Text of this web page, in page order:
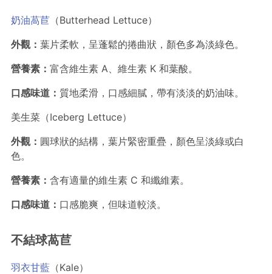
奶油萵苣 （Butterhead Lettuce）
外觀： 葉片柔軟，呈蓬鬆的捲曲狀，顏色多為淡綠色。
營養素： 富含維生素 A、維生素 K 和葉酸。
口感味道： 質地柔滑，口感細膩，帶有淡淡的奶油味。
美生菜（Iceberg Lettuce）
外觀： 圓球狀的結構，葉片緊密重疊，顏色呈淡綠或白
色。
營養素： 含有適量的維生素 C 和纖維素。
口感味道： 口感脆爽，但味道較淡。
不結球萵苣
羽衣甘藍 （Kale）